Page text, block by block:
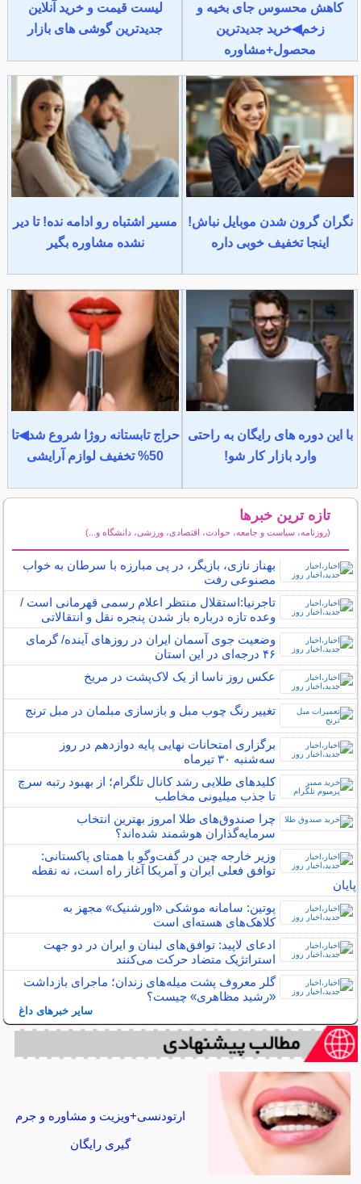
کاهش محسوس جای بخیه و
زخم◀خرید جدیدترین
محصول+مشاوره
لیست قیمت و خرید آنلاین
جدیدترین گوشی های بازار
نگران گرون شدن موبایل نباش!
اینجا تخفیف خوبی داره
مسیر اشتباه رو ادامه نده! تا دیر
نشده مشاوره بگیر
با این دوره های رایگان به راحتی
وارد بازار کار شو!
حراج تابستانه روژا شروع شد◀تا
50% تخفیف لوازم آرایشی
تازه ترین خبرها
(روزنامه، سیاست و جامعه، حوادث، اقتصادی، ورزشی، دانشگاه و...)
بهناز نازی، بازیگر، در پی مبارزه با سرطان به خواب
مصنوعی رفت
تاجرنیا:استقلال منتظر اعلام رسمی قهرمانی است /
وعده تازه درباره باز شدن پنجره نقل و انتقالاتی
وضعیت جوی آسمان ایران در روزهای آینده/ گرمای
۴۶ درجه‌ای در این استان
عکس روز ناسا از یک لاک‌پشت در مریخ
تغییر رنگ چوب مبل و بازسازی مبلمان در مبل ترنج
برگزاری امتحانات نهایی پایه دوازدهم در روز
سه‌شنبه ۳۰ تیرماه
کلیدهای طلایی رشد کانال تلگرام؛ از بهبود رتبه سرچ
تا جذب میلیونی مخاطب
چرا صندوق‌های طلا امروز بهترین انتخاب
سرمایه‌گذاران هوشمند شده‌اند؟
وزیر خارجه چین در گفت‌وگو با همتای پاکستانی:
توافق فعلی ایران و آمریکا آغاز راه است، نه نقطه
پایان
پوتین: سامانه موشکی «اورشنیک» مجهز به
کلاهک‌های هسته‌ای است
ادعای لاپید: توافق‌های لبنان و ایران در دو جهت
استراتژیک متضاد حرکت می‌کنند
گلر معروف پشت میله‌های زندان؛ ماجرای بازداشت
«رشید مظاهری» چیست؟
سایر خبرهای داغ
ارتودنسی+ویزیت و مشاوره و جرم
گیری رایگان